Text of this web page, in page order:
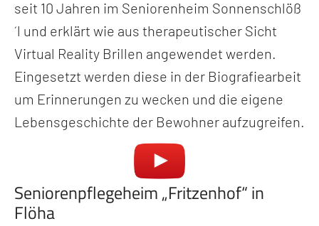
seit 10 Jahren im Seniorenheim Sonnenschlöß
´l und erklärt wie aus therapeutischer Sicht
Virtual Reality Brillen angewendet werden.
Eingesetzt werden diese in der Biografiearbeit
um Erinnerungen zu wecken und die eigene
Lebensgeschichte der Bewohner aufzugreifen.
Seniorenpflegeheim „Fritzenhof“ in
Flöha